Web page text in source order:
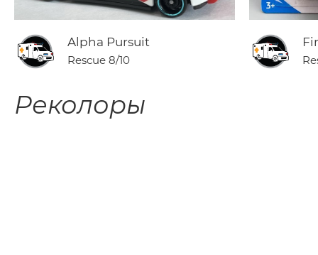
Alpha Pursuit
Rescue 8/10
Реколоры